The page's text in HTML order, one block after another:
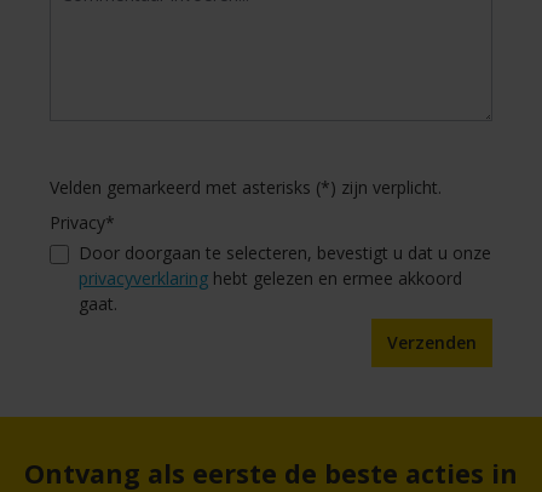
Velden gemarkeerd met asterisks (*) zijn verplicht.
Privacy*
Door doorgaan te selecteren, bevestigt u dat u onze
privacyverklaring hebt gelezen en ermee akkoord
gaat.
Verzenden
Ontvang als eerste de beste acties in